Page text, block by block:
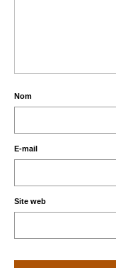
Nom
E-mail
Site web